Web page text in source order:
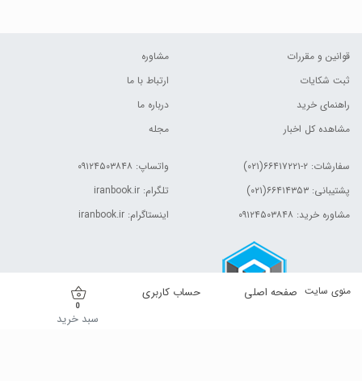
صفحه اصلی منوی سایت حساب کاربری
0
سبد خرید
قوانین و مقررات
ثبت شکایات
راهنمای خرید
مشاهده کل اخبار
مشاوره
ارتباط با ما
درباره ما
مجله
سفارشات: ۲-۶۶۴۱۷۲۲۱(۰۲۱)
پشتیبانی: ۶۶۴۱۴۳۵۳(۰۲۱)
مشاوره خرید: ۰۹۱۲۴۵۰۳۸۴۸
واتساپ: ۰۹۱۲۴۵۰۳۸۴۸
تلگرام: iranbook.ir
اینستاگرام: iranbook.ir